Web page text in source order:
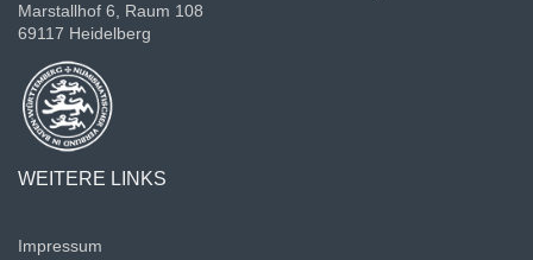
Marstallhof 6, Raum 108
69117 Heidelberg
WEITERE LINKS
Impressum